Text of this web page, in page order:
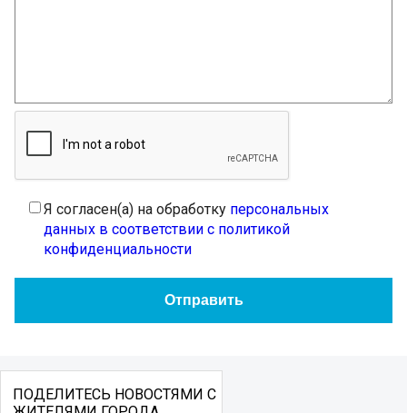
Я согласен(а) на обработку персональных
данных в соответствии с политикой
конфиденциальности
ПОДЕЛИТЕСЬ НОВОСТЯМИ С